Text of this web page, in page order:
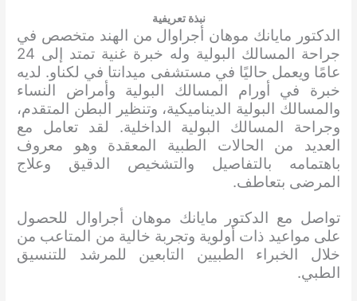
نبذة تعريفية
الدكتور مايانك موهان أجراوال من الهند متخصص في
جراحة المسالك البولية وله خبرة غنية تمتد إلى 24
عامًا ويعمل حاليًا في مستشفى ميدانتا في لكناو. لديه
خبرة في أورام المسالك البولية وأمراض النساء
والمسالك البولية الديناميكية، وتنظير البطن المتقدم،
وجراحة المسالك البولية الداخلية. لقد تعامل مع
العديد من الحالات الطبية المعقدة وهو معروف
باهتمامه بالتفاصيل والتشخيص الدقيق وعلاج
المرضى بتعاطف.
تواصل مع الدكتور مايانك موهان أجراوال للحصول
على مواعيد ذات أولوية وتجربة خالية من المتاعب من
خلال الخبراء الطبيين التابعين للمرشد للتنسيق
الطبي.